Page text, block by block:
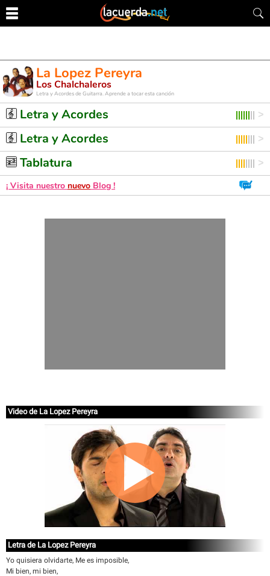
La Lopez Pereyra
Los Chalchaleros
Letra y Acordes de Guitarra. Aprende a tocar esta canción
Letra y Acordes
Letra y Acordes
Tablatura
¡ Visita nuestro nuevo Blog !
Video de La Lopez Pereyra
Letra de La Lopez Pereyra
Yo quisiera olvidarte, Me es imposible,
Mi bien, mi bien,